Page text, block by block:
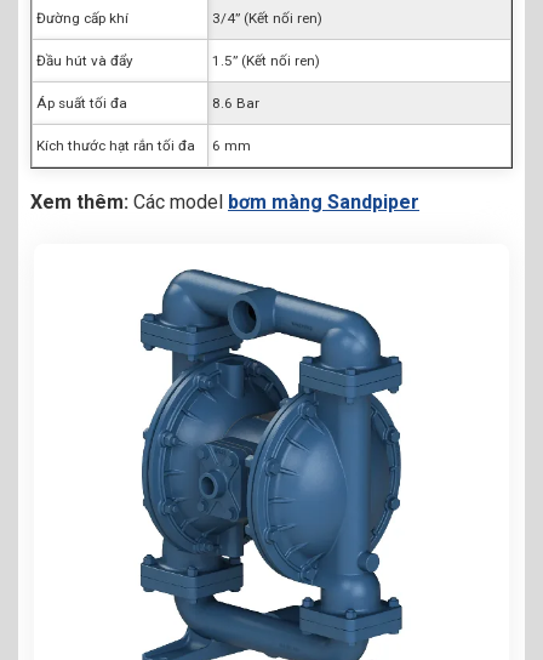
Đường cấp khí 3/4” (Kết nối ren)
Đầu hút và đẩy 1.5” (Kết nối ren)
Áp suất tối đa 8.6 Bar
Kích thước hạt rắn tối đa 6 mm
Xem thêm: Các model bơm màng Sandpiper